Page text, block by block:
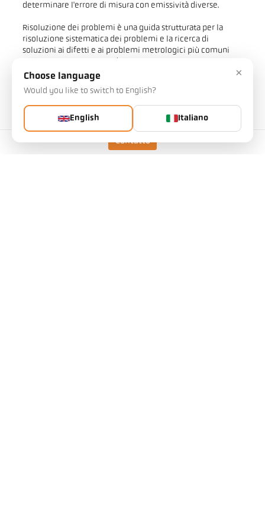
Contatto
determinare l'errore di misura con emissività diverse.
Risoluzione dei problemi è una guida strutturata per la
risoluzione sistematica dei problemi e la ricerca di
soluzioni ai difetti e ai problemi metrologici più comuni
CellaView è un software basato su PC per la registrazione
dei valori misurati e di altre variabili di misura e per l'analisi
dettagliata dei risultati di misura.
Qui troverete anche il software e le informazioni per
collegare il pirometro con la moderna interfaccia di
comunicazione IO-Link al sistema bus di un PLC.
×
Choose language
Would you like to switch to English?
English Italiano